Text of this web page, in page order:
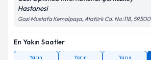
Hastanesi
Gazi Mustafa Kemalpaşa, Atatürk Cd. No:118, 59500
En Yakın Saatler
Yarın Yarın Yarın